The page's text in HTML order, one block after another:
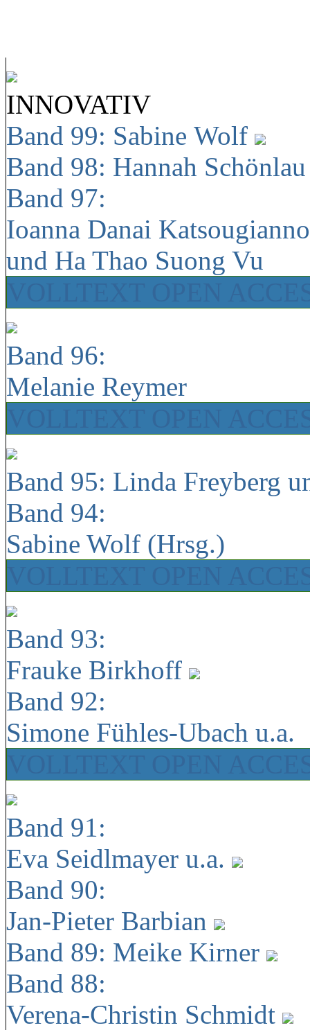
INNOVATIV
Band 99: Sabine Wolf
Band 98: Hannah
Band 97:
Ioanna Danai
und Ha Thao Suong Vu
Band 96:
Melanie Reymer
Band 95: Linda Freyberg
Band 94:
Sabine Wolf (Hrsg.)
Band 93:
Frauke Birkhoff
Band 92:
Simone Fühles-Ubach u.a.
Band 91:
Eva Seidlmayer u.a.
Band 90:
Jan-Pieter Barbian
Band 89: Meike Kirner
Band 88:
Verena-Christin Schmidt